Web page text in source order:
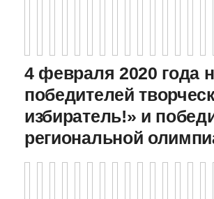
4 февраля 2020 года
победителей
избиратель!» и
региональной